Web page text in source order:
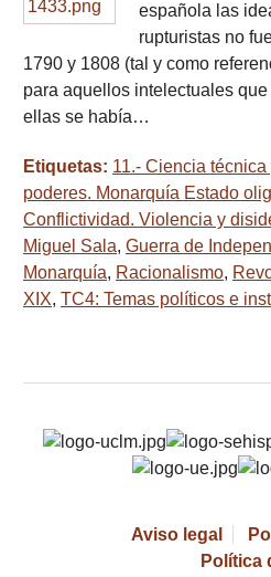
española las
rupturistas no
1790 y 1808 (tal y como
para aquellos intelectuales
ellas se había…
Etiquetas: 11.- Ciencia técnica
poderes. Monarquía Estado
Conflictividad. Violencia y
Miguel Sala, Guerra de
Monarquía, Racionalismo,
XIX, TC4: Temas políticos e
Aviso legal
Política